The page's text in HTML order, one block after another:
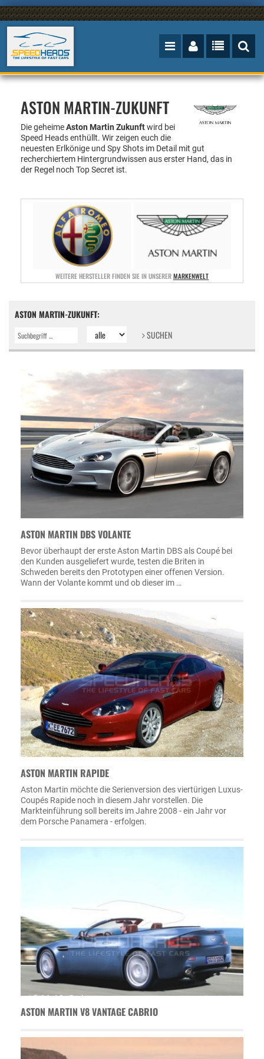
ASTON MARTIN-ZUKUNFT
Die geheimeAston Martin Zukunftwird bei
Speed Heads enthüllt. Wir zeigen euch die
neuesten Erlkönige und Spy Shots im Detail mit gut
recherchiertem Hintergrundwissen aus erster Hand, das in
der Regel noch Top Secret ist.
WEITERE HERSTELLER FINDEN SIE IN UNSERERMARKENWELT
ASTON MARTIN-ZUKUNFT:
SUCHEN
ASTON MARTIN DBS VOLANTE
Bevor überhaupt der erste Aston Martin DBS als Coupé bei
den Kunden ausgeliefert wurde, testen die Briten in
Schweden bereits den Prototypen einer offenen Version.
Wann der Volante kommt und ob dieser im …
ASTON MARTIN RAPIDE
Aston Martin möchte die Serienversion des viertürigen Luxus-
Coupés Rapide noch in diesem Jahr vorstellen. Die
Markteinführung soll bereits im Jahre 2008 - ein Jahr vor
dem Porsche Panamera - erfolgen.
ASTON MARTIN V8 VANTAGE CABRIO